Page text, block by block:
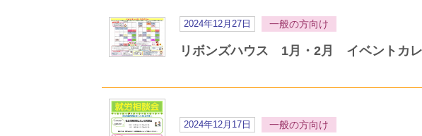
2024年12月27日 一般の方向け
リボンズハウス 1月・2月 イベントカ
2024年12月17日 一般の方向け